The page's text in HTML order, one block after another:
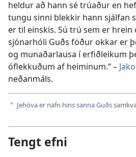
heldur að hann sé trúaður en
tungu sinni blekkir hann sjálfan
er til einskis. Sú trú sem er
sjónarhóli Guðs föður okkar er
og munaðarlausa í erfiðleikum
óflekkuðum af heiminum.“ –
neðanmáls.
a Jehóva er nafn hins sanna Guðs
Tengt efni